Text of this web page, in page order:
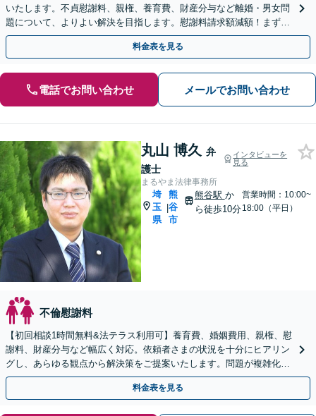
いたします。不貞慰謝料、親権、養育費、財産分与など離婚・男女問
題について、よりよい解決を目指します。慰謝料請求額減額！まずご
相談を。【当日・土日祝日・夜間・応相談対応可能】
料金表を見る
電話でお問い合わせ メールでお問い合わせ
丸山 博久 弁
護士
インタビューを
見る
まるやま法律事務所
埼
玉
県
|
熊
谷
市
熊谷駅 か
ら徒歩10分
営業時間：10:00~
18:00（平日）
不倫慰謝料
【初回相談1時間無料&法テラス利用可】養育費、婚姻費用、親権、慰
謝料、財産分与など幅広く対応。依頼者さまの状況を十分にヒアリン
グし、あらゆる観点から解決策をご提案いたします。問題が複雑化す
る前にご相談ください【熊谷駅徒歩10分】
料金表を見る